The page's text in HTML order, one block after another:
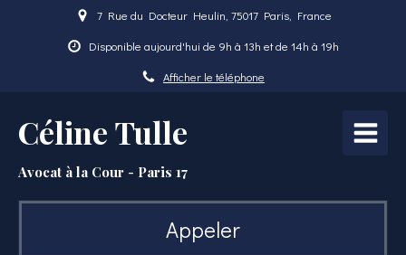
7 Rue du Docteur Heulin, 75017 Paris, France
Disponible aujourd'hui de 9h à 13h et de 14h à 19h
Afficher le téléphone
Céline Tulle
Avocat à la Cour - Paris 17
Appeler